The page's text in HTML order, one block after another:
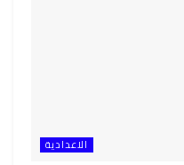
الاعدادية